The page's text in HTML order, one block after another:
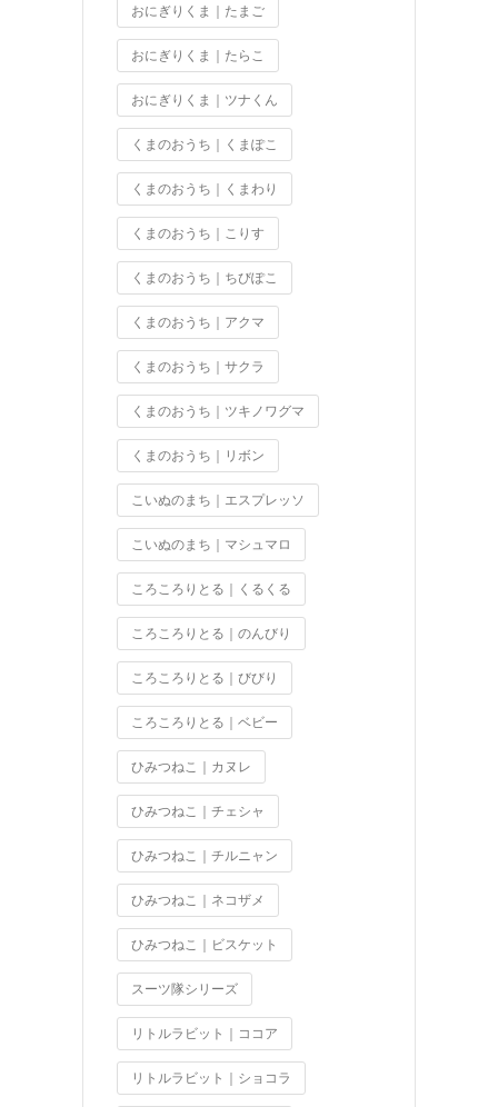
おにぎりくま｜たまご
おにぎりくま｜たらこ
おにぎりくま｜ツナくん
くまのおうち｜くまぽこ
くまのおうち｜くまわり
くまのおうち｜こりす
くまのおうち｜ちびぽこ
くまのおうち｜アクマ
くまのおうち｜サクラ
くまのおうち｜ツキノワグマ
くまのおうち｜リボン
こいぬのまち｜エスプレッソ
こいぬのまち｜マシュマロ
ころころりとる｜くるくる
ころころりとる｜のんびり
ころころりとる｜びびり
ころころりとる｜ベビー
ひみつねこ｜カヌレ
ひみつねこ｜チェシャ
ひみつねこ｜チルニャン
ひみつねこ｜ネコザメ
ひみつねこ｜ビスケット
スーツ隊シリーズ
リトルラビット｜ココア
リトルラビット｜ショコラ